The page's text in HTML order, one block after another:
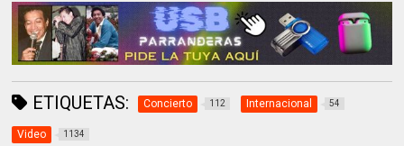
ETIQUETAS: Concierto 112 Internacional 54
Video 1134